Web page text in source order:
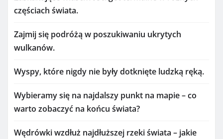
częściach świata.
Zajmij się podróżą w poszukiwaniu ukrytych
wulkanów.
Wyspy, które nigdy nie były dotknięte ludzką ręką.
Wybieramy się na najdalszy punkt na mapie – co
warto zobaczyć na końcu świata?
Wędrówki wzdłuż najdłuższej rzeki świata – jakie